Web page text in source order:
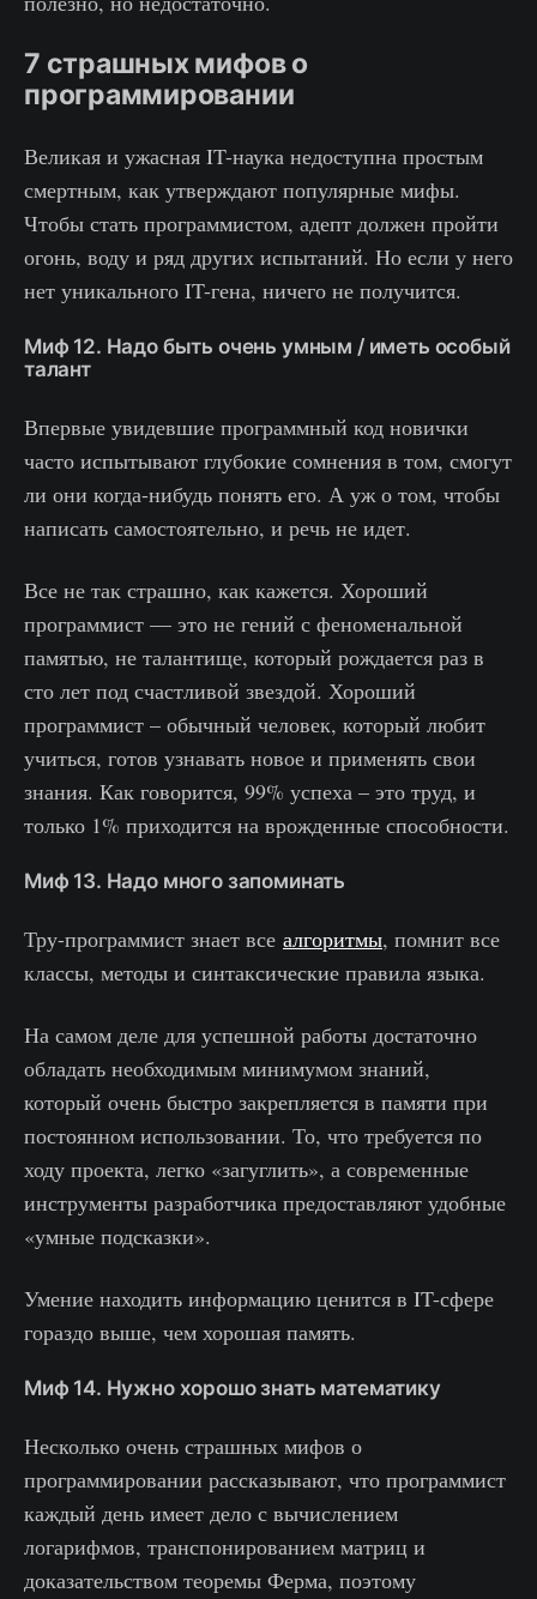
7 страшных мифов о
программировании
Великая и ужасная IT-наука недоступна простым
смертным, как утверждают популярные мифы.
Чтобы стать программистом, адепт должен пройти
огонь, воду и ряд других испытаний. Но если у него
нет уникального IT-гена, ничего не получится.
Миф 12. Надо быть очень умным / иметь особый
талант
Впервые увидевшие программный код новички
часто испытывают глубокие сомнения в том, смогут
ли они когда-нибудь понять его. А уж о том, чтобы
написать самостоятельно, и речь не идет.
Все не так страшно, как кажется. Хороший
программист — это не гений с феноменальной
памятью, не талантище, который рождается раз в
сто лет под счастливой звездой. Хороший
программист – обычный человек, который любит
учиться, готов узнавать новое и применять свои
знания. Как говорится, 99% успеха – это труд, и
только 1% приходится на врожденные способности.
Миф 13. Надо много запоминать
Тру-программист знает все алгоритмы, помнит все
классы, методы и синтаксические правила языка.
На самом деле для успешной работы достаточно
обладать необходимым минимумом знаний,
который очень быстро закрепляется в памяти при
постоянном использовании. То, что требуется по
ходу проекта, легко «загуглить», а современные
инструменты разработчика предоставляют удобные
«умные подсказки».
Умение находить информацию ценится в IT-сфере
гораздо выше, чем хорошая память.
Миф 14. Нужно хорошо знать математику
Несколько очень страшных мифов о
программировании рассказывают, что программист
каждый день имеет дело с вычислением
логарифмов, транспонированием матриц и
доказательством теоремы Ферма, поэтому